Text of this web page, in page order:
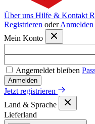
Über uns Hilfe & Kontakt
Registrieren oder Anmelden
Mein Konto
Angemeldet bleiben
Anmelden
Jetzt registrieren
Land & Sprache
Lieferland